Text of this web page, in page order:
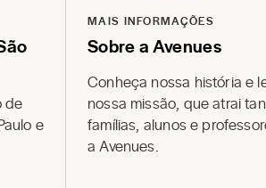
de
e
MAIS INFORMAÇÕES
Sobre a Avenues
Conheça nossa história e
nossa missão, que atrai
famílias, alunos e
a Avenues.